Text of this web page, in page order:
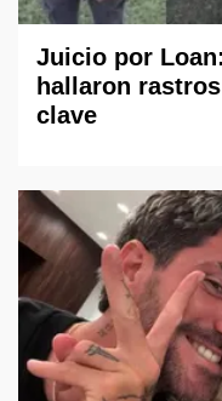
Juicio por
hallaron
clave